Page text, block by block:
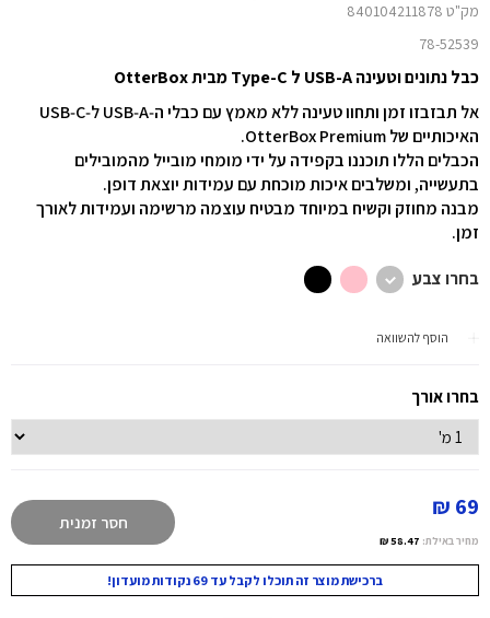
מק"ט 840104211878
78-52539
כבל נתונים וטעינה USB-A ל Type-C מבית OtterBox
אל תבזבזו זמן ותחוו טעינה ללא מאמץ עם כבלי ה‑USB‑A ל‑USB‑C
האיכותיים של OtterBox Premium.
הכבלים הללו תוכננו בקפידה על ידי מומחי מובייל מהמובילים
בתעשייה, ומשלבים איכות מוכחת עם עמידות יוצאת דופן.
מבנה מחוזק וקשיח במיוחד מבטיח עוצמה מרשימה ועמידות לאורך
זמן.
בחרו צבע
הוסף להשוואה
בחרו אורך
69 ₪
מחיר באילת: 58.47 ₪
חסר זמנית
ברכישת מוצר זה תוכלו לקבל עד 69 נקודות מועדון!